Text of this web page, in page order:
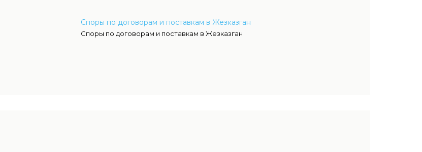
Споры по договорам и поставкам в Жезказган
Споры по договорам и поставкам в Жезказган